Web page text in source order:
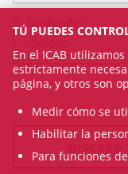
TÚ PUEDES
En el ICAB
estrictamente
página, y otros son
Medir cómo se
Habilitar la
Para funciones